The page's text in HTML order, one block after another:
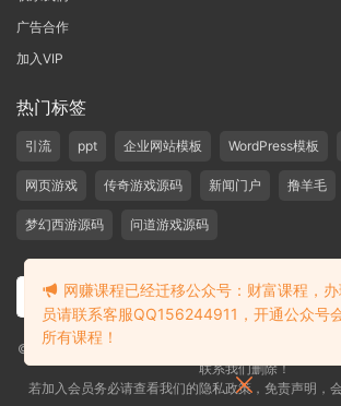
广告合作
加入VIP
热门标签
引流 ppt 企业网站模板 WordPress模板
网页游戏 传奇游戏源码 新闻门户 撸羊毛
梦幻西游源码 问道游戏源码
©2019-2020 愁资源 站内大部分资源收集于网络，若
联系我们删除！
若加入会员务必请查看我们的隐私政策，免责声明，
网赚课程已经迁移公众号：财富课程，
员请联系客服QQ156244911，开通公众号
所有课程！